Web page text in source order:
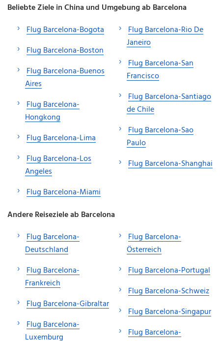
Beliebte Ziele in China und Umgebung ab Barcelona
Flug Barcelona-Bogota
Flug Barcelona-Boston
Flug Barcelona-Buenos
Aires
Flug Barcelona-
Hongkong
Flug Barcelona-Lima
Flug Barcelona-Los
Angeles
Flug Barcelona-Miami
Flug Barcelona-Rio De
Janeiro
Flug Barcelona-San
Francisco
Flug Barcelona-Santiago
de Chile
Flug Barcelona-Sao
Paulo
Flug Barcelona-Shanghai
Andere Reiseziele ab Barcelona
Flug Barcelona-
Deutschland
Flug Barcelona-
Frankreich
Flug Barcelona-Gibraltar
Flug Barcelona-
Luxemburg
Flug Barcelona-
Österreich
Flug Barcelona-Portugal
Flug Barcelona-Schweiz
Flug Barcelona-Singapur
Flug Barcelona-